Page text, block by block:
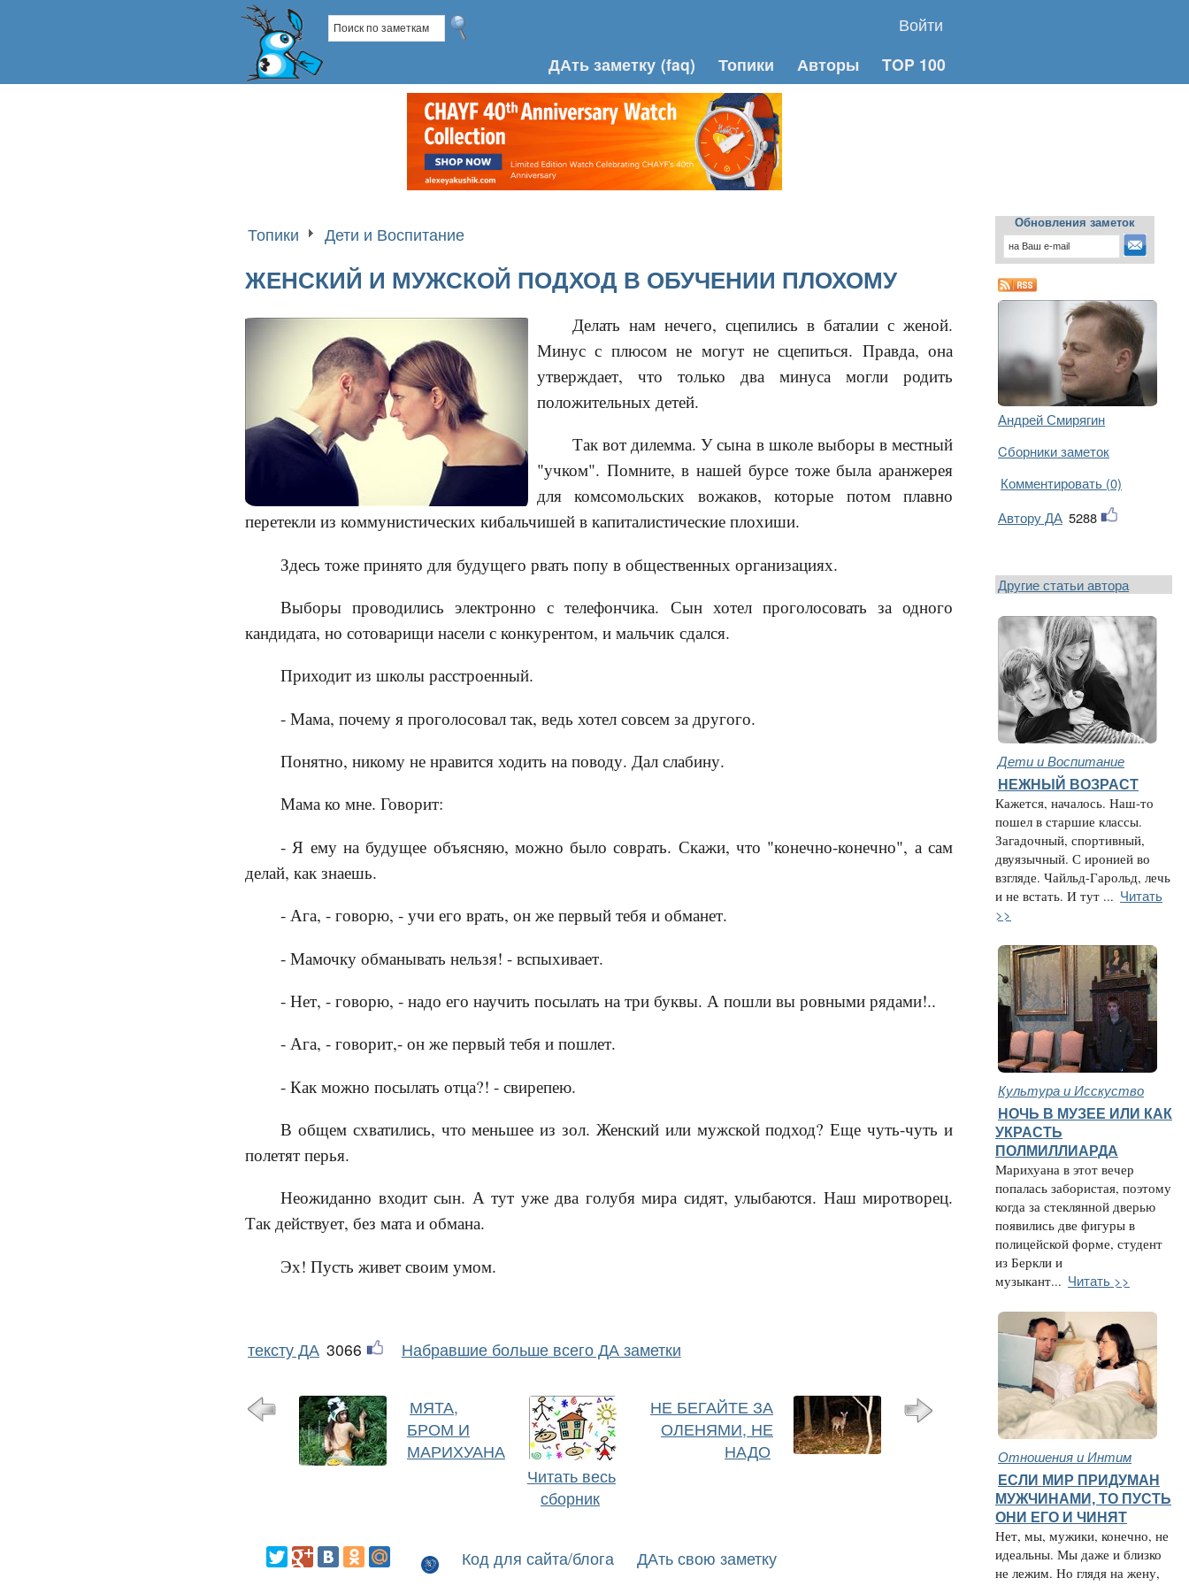
Войти
ДАть заметку (faq) Топики Авторы TOP 100
Топики Дети и Воспитание
ЖЕНСКИЙ И МУЖСКОЙ ПОДХОД В ОБУЧЕНИИ ПЛОХОМУ
Делать нам нечего, сцепились в баталии с женой.
Минус с плюсом не могут не сцепиться. Правда, она
утверждает, что только два минуса могли родить
положительных детей.
Так вот дилемма. У сына в школе выборы в местный
"учком". Помните, в нашей бурсе тоже была аранжерея
для комсомольских вожаков, которые потом плавно
перетекли из коммунистических кибальчишей в капиталистические плохиши.
Здесь тоже принято для будущего рвать попу в общественных организациях.
Выборы проводились электронно с телефончика. Сын хотел проголосовать за одного
кандидата, но сотоварищи насели с конкурентом, и мальчик сдался.
Приходит из школы расстроенный.
- Мама, почему я проголосовал так, ведь хотел совсем за другого.
Понятно, никому не нравится ходить на поводу. Дал слабину.
Мама ко мне. Говорит:
- Я ему на будущее объясняю, можно было соврать. Скажи, что "конечно-конечно", а сам
делай, как знаешь.
- Ага, - говорю, - учи его врать, он же первый тебя и обманет.
- Мамочку обманывать нельзя! - вспыхивает.
- Нет, - говорю, - надо его научить посылать на три буквы. А пошли вы ровными рядами!..
- Ага, - говорит,- он же первый тебя и пошлет.
- Как можно посылать отца?! - свирепею.
В общем схватились, что меньшее из зол. Женский или мужской подход? Еще чуть-чуть и
полетят перья.
Неожиданно входит сын. А тут уже два голубя мира сидят, улыбаются. Наш миротворец.
Так действует, без мата и обмана.
Эх! Пусть живет своим умом.
тексту ДА 3066 Набравшие больше всего ДА заметки
МЯТА,
БРОМ И
МАРИХУАНА
Читать весь
сборник
НЕ БЕГАЙТЕ ЗА
ОЛЕНЯМИ, НЕ
НАДО
Код для сайта/блога ДАть свою заметку
Обновления заметок
Андрей Смирягин
Cборники заметок
Комментировать (0)
Автору ДА 5288
Другие статьи автора
Дети и Воспитание
НЕЖНЫЙ ВОЗРАСТ
Кажется, началось. Наш-то
пошел в старшие классы.
Загадочный, спортивный,
двуязычный. С иронией во
взгляде. Чайльд-Гарольд, лечь
и не встать. И тут ... Читать
>>
Культура и Исскуство
НОЧЬ В МУЗЕЕ ИЛИ КАК
УКРАСТЬ
ПОЛМИЛЛИАРДА
Марихуана в этот вечер
попалась забористая, поэтому
когда за стеклянной дверью
появились две фигуры в
полицейской форме, студент
из Беркли и
музыкант... Читать >>
Отношения и Интим
ЕСЛИ МИР ПРИДУМАН
МУЖЧИНАМИ, ТО ПУСТЬ
ОНИ ЕГО И ЧИНЯТ
Нет, мы, мужики, конечно, не
идеальны. Мы даже и близко
не лежим. Но глядя на жену,